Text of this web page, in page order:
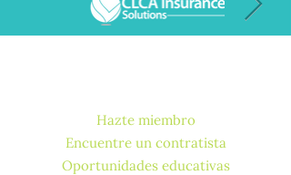
Hazte miembro
Encuentre un contratista
Oportunidades educativas